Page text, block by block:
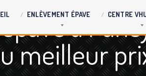
ENLÈVEMENT ÉPAVE CENTRE
à
meilleur